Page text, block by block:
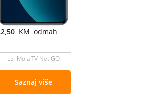
KM odmah
uz Moja TV Net GO
Saznaj više